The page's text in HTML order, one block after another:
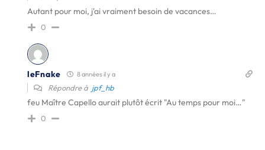
Autant pour moi, j'ai vraiment besoin de vacances…
0
leFnake 8 années il y a
Répondre à jpf_hb
feu Maître Capello aurait plutôt écrit "Au temps pour moi…"
0